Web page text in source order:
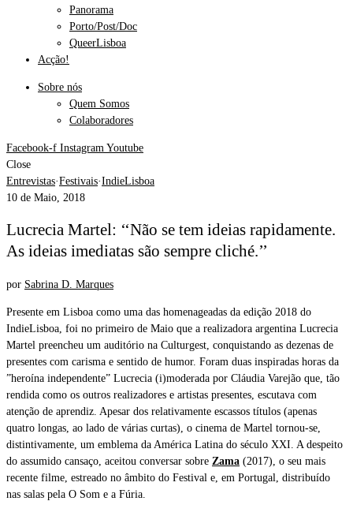
Panorama
Porto/Post/Doc
QueerLisboa
Acção!
Sobre nós
Quem Somos
Colaboradores
Facebook-f Instagram Youtube
Close
Entrevistas·Festivais·IndieLisboa
10 de Maio, 2018
Lucrecia Martel: ‘‘Não se tem ideias rapidamente.
As ideias imediatas são sempre cliché.’’
por Sabrina D. Marques
Presente em Lisboa como uma das homenageadas da edição 2018 do
IndieLisboa, foi no primeiro de Maio que a realizadora argentina Lucrecia
Martel preencheu um auditório na Culturgest, conquistando as dezenas de
presentes com carisma e sentido de humor. Foram duas inspiradas horas da
”heroína independente” Lucrecia (i)moderada por Cláudia Varejão que, tão
rendida como os outros realizadores e artistas presentes, escutava com
atenção de aprendiz. Apesar dos relativamente escassos títulos (apenas
quatro longas, ao lado de várias curtas), o cinema de Martel tornou-se,
distintivamente, um emblema da América Latina do século XXI. A despeito
do assumido cansaço, aceitou conversar sobre Zama (2017), o seu mais
recente filme, estreado no âmbito do Festival e, em Portugal, distribuído
nas salas pela O Som e a Fúria.